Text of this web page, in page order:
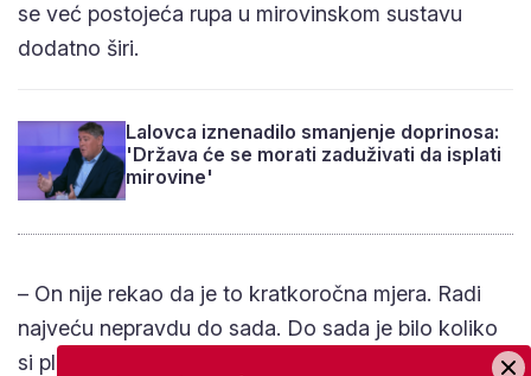
se već postojeća rupa u mirovinskom sustavu
dodatno širi.
Lalovca iznenadilo smanjenje doprinosa:
'Država će se morati zaduživati da isplati
mirovine'
– On nije rekao da je to kratkoročna mjera. Radi
najveću nepravdu do sada. Do sada je bilo koliko
si platio, toliko ćeš imati mirovine. A sad jednom